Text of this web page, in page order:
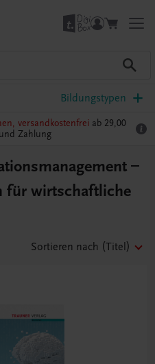
Bildungstypen
versandkostenfrei ab 29,00
Zahlung
–
für wirtschaftliche
Sortieren nach (Titel)